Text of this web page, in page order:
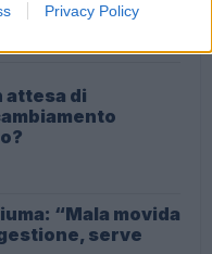
Privacy Policy
attesa di
“Mala movida
serve